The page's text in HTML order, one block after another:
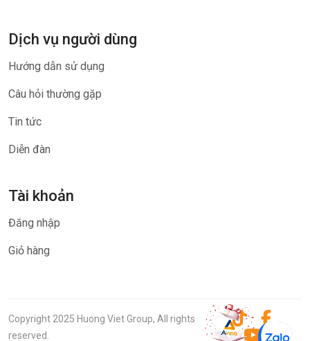
Dịch vụ người dùng
Hướng dẫn sử dụng
Câu hỏi thường gặp
Tin tức
Diễn đàn
Tài khoản
Đăng nhập
Giỏ hàng
Copyright 2025 Huong Viet Group, All rights
reserved.